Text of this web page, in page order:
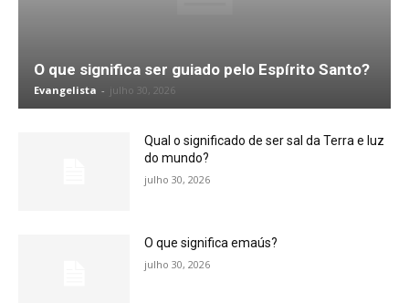
O que significa ser guiado pelo Espírito Santo?
Evangelista - julho 30, 2026
Qual o significado de ser sal da Terra e luz
do mundo?
julho 30, 2026
O que significa emaús?
julho 30, 2026